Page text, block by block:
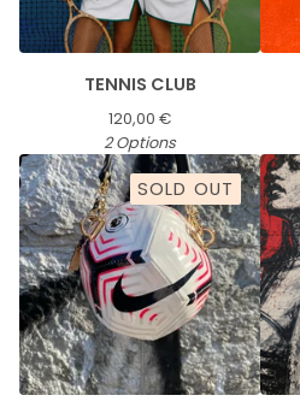
TENNIS CLUB
120,00 €
2 Options
SOLD OUT